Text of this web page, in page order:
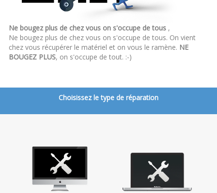
Ne bougez plus de chez vous on s'occupe de tous ,
Ne bougez plus de chez vous on s'occupe de tous. On vient
chez vous récupérer le matériel et on vous le ramène. NE
BOUGEZ PLUS, on s'occupe de tout. :-)
Choisissez le type de réparation